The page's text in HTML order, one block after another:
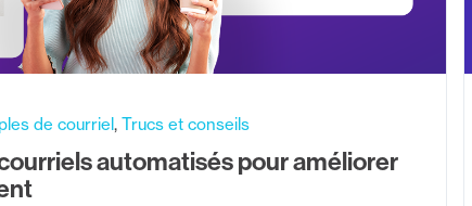
automatisés pour améliorer
de courriel Trucs et conseils